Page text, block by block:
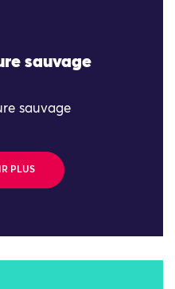
sauvage
sauvage
PLUS